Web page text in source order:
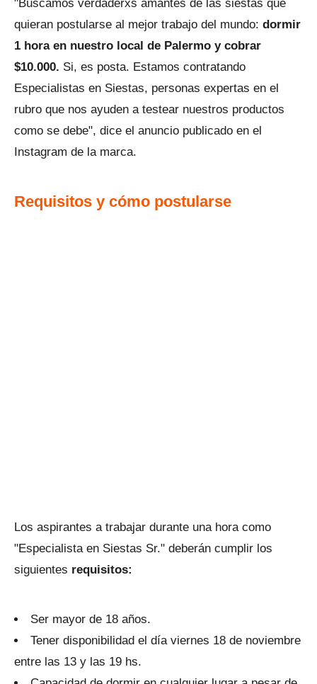
"Buscamos verdaderxs amantes de las siestas que
quieran postularse al mejor trabajo del mundo: dormir
1 hora en nuestro local de Palermo y cobrar
$10.000. Si, es posta. Estamos contratando
Especialistas en Siestas, personas expertas en el
rubro que nos ayuden a testear nuestros productos
como se debe", dice el anuncio publicado en el
Instagram de la marca.
Requisitos y cómo postularse
Los aspirantes a trabajar durante una hora como
"Especialista en Siestas Sr." deberán cumplir los
siguientes requisitos:
Ser mayor de 18 años.
Tener disponibilidad el día viernes 18 de noviembre
entre las 13 y las 19 hs.